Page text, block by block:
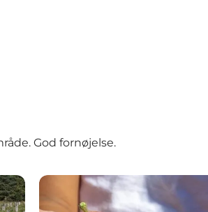
God fornøjelse.
Gastronomi i området